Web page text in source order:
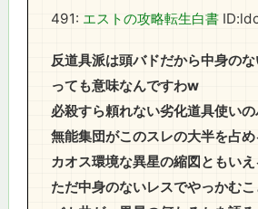
491: エストの攻略転生白書
反道具派は頭バドだから中身の
っても意味なんですわw
必殺すら頼れない劣化道具使い
無能集団がこのスレの大半を占
カオス環境な異星の縮図ともい
ただ中身のないレスでやっかむ